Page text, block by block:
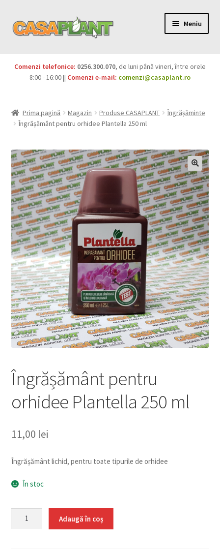
Meniu
Pesticide
copil
Produse BIO
Igienă publică
Casa și grădina
Extinde
meniul
copil
Sere și solarii
Extinde
meniul
copil
Comenzi telefonice: 0256.300.070, de luni până vineri, între orele
8:00 - 16:00 || Comenzi e-mail: comenzi@casaplant.ro
Prima pagină Magazin Produse CASAPLANT
Îngrășăminte
Îngrășământ pentru orhidee Plantella 250 ml
Îngrășământ pentru
orhidee Plantella 250 ml
11,00 lei
Îngrășământ lichid, pentru toate tipurile de orhidee
În stoc
Cantitate
Adaugă în coș